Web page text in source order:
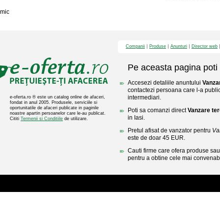
mic
e-oferta.ro ® este un catalog online de afaceri,
fondat in anul 2005. Produsele, serviciile si
oportunitatile de afaceri publicate in paginile
noastre apartin persoanelor care le-au publicat.
Cititi Termenii si Conditiile de utilizare.
Companii Produse Anunturi Director web
Pe aceasta pagina poti
Accesezi detaliile anuntului
contactezi persoana care l-a
intermediari.
Poti sa comanzi directVanzare
in Iasi.
Pretul afisat de vanzator pentru
este de doar 45 EUR.
Cauti firme care ofera produse
pentru a obtine cele mai